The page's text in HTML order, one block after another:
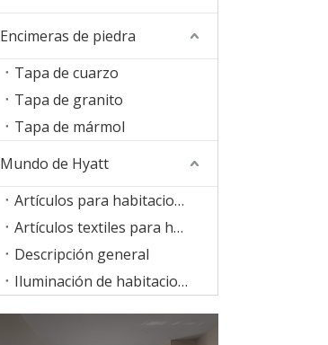
Encimeras de piedra
Tapa de cuarzo
Tapa de granito
Tapa de mármol
Mundo de Hyatt
Artículos para habitaciones
Artículos textiles para habitaciones
Descripción general
Iluminación de habitaciones